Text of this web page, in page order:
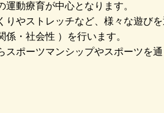
動療育が中心となります。
やストレッチなど、様々な遊び
・社会性 ）を行います。
スポーツマンシップやスポーツを